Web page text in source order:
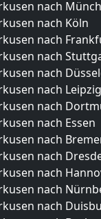
nach
nach Köln
nach
nach
nach
nach Leipzig
nach
nach Essen
nach
nach
nach
nach
nach